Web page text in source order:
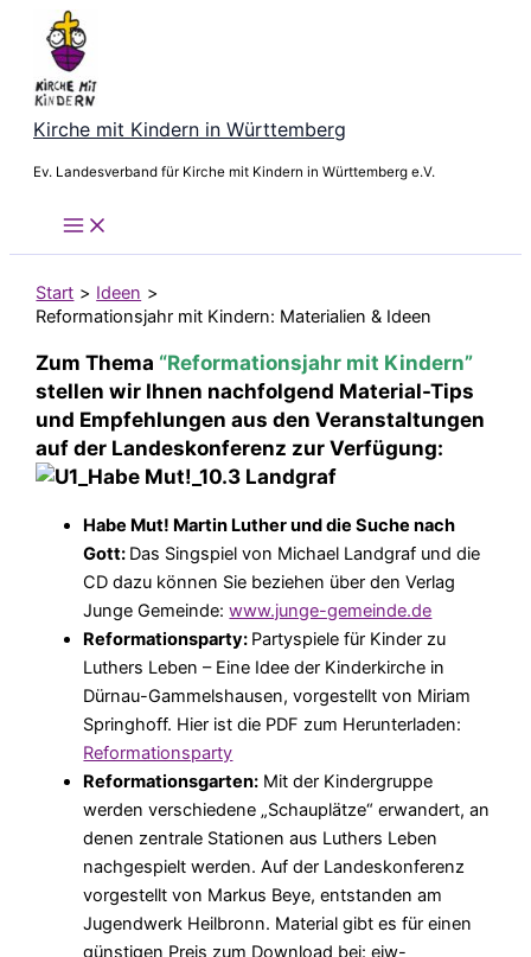
Inhalt
springen
Kirche mit Kindern in Württemberg
Ev. Landesverband für Kirche mit Kindern in Württemberg e.V.
Start
Ideen
Reformationsjahr mit Kindern: Materialien & Ideen
Zum Thema “Reformationsjahr mit Kindern”
stellen wir Ihnen nachfolgend Material-Tips
und Empfehlungen aus den Veranstaltungen
auf der Landeskonferenz zur Verfügung:
Habe Mut! Martin Luther und die Suche nach
Gott: Das Singspiel von Michael Landgraf und die
CD dazu können Sie beziehen über den Verlag
Junge Gemeinde:www.junge-gemeinde.de
Reformationsparty: Partyspiele für Kinder zu
Luthers Leben – Eine Idee der Kinderkirche in
Dürnau-Gammelshausen, vorgestellt von Miriam
Springhoff. Hier ist die PDF zum Herunterladen:
Reformationsparty
Reformationsgarten: Mit der Kindergruppe
werden verschiedene „Schauplätze“ erwandert, an
denen zentrale Stationen aus Luthers Leben
nachgespielt werden. Auf der Landeskonferenz
vorgestellt von Markus Beye, entstanden am
Jugendwerk Heilbronn. Material gibt es für einen
günstigen Preis zum Download bei: ejw-